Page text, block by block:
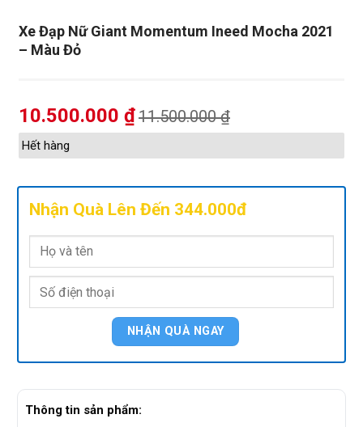
Xe Đạp Nữ Giant Momentum Ineed Mocha 2021
– Màu Đỏ
10.500.000 ₫11.500.000₫
Hết hàng
Nhận Quà Lên Đến 344.000đ
Thông tin sản phẩm: